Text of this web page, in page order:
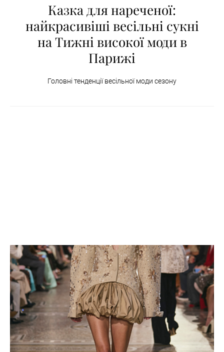
Казка для нареченої:
найкрасивіші весільні сукні
на Тижні високої моди в
Парижі
Головні тенденції весільної моди сезону